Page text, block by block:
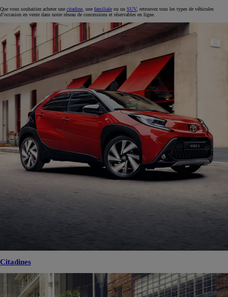
Que vous souhaitiez acheter une citadine , une familiale ou un SUV, retrouvez tous les types de véhicules
d’occasion en vente dans notre réseau de concessions et réservables en ligne.
Citadines